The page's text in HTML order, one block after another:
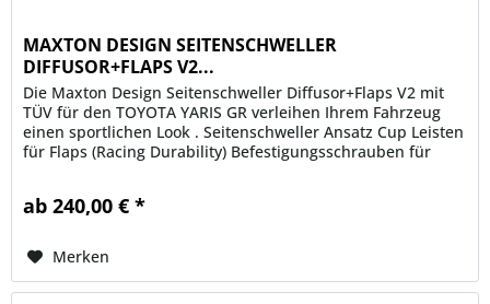
MAXTON DESIGN SEITENSCHWELLER
DIFFUSOR+FLAPS V2...
Die Maxton Design Seitenschweller Diffusor+Flaps V2 mit
TÜV für den TOYOTA YARIS GR verleihen Ihrem Fahrzeug
einen sportlichen Look . Seitenschweller Ansatz Cup Leisten
für Flaps (Racing Durability) Befestigungsschrauben für
ab 240,00 € *
Merken